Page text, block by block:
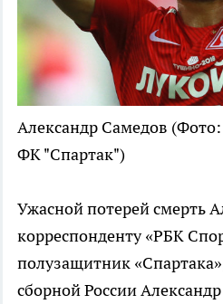
Александр Самедов
ФК "Спартак")
Ужасной потерей смерть
корреспонденту «РБК
полузащитник
сборной России